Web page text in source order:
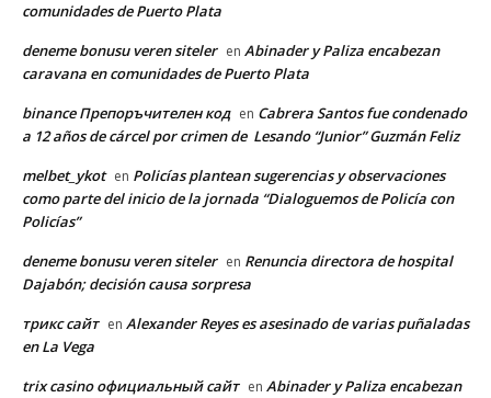
comunidades de Puerto Plata
deneme bonusu veren siteler en Abinader y Paliza encabezan
caravana en comunidades de Puerto Plata
binance Препоръчителен код en Cabrera Santos fue condenado
a 12 años de cárcel por crimen de Lesando “Junior” Guzmán Feliz
melbet_ykot en Policías plantean sugerencias y observaciones
como parte del inicio de la jornada “Dialoguemos de Policía con
Policías”
deneme bonusu veren siteler en Renuncia directora de hospital
Dajabón; decisión causa sorpresa
трикс сайт en Alexander Reyes es asesinado de varias puñaladas
en La Vega
trix casino официальный сайт en Abinader y Paliza encabezan